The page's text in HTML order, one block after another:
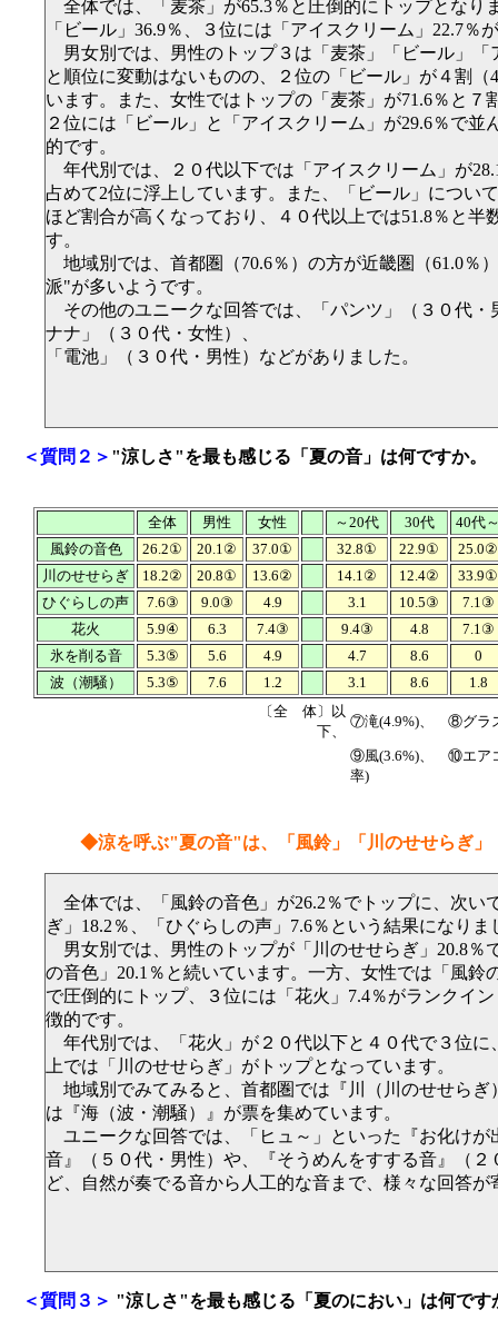
全体では、「麦茶」が65.3％と圧倒的にトップとなり
「ビール」36.9％、３位には「アイスクリーム」22.7％
男女別では、男性のトップ３は「麦茶」「ビール」「
と順位に変動はないものの、２位の「ビール」が４割（
います。また、女性ではトップの「麦茶」が71.6％と７
２位には「ビール」と「アイスクリーム」が29.6％で並
的です。
年代別では、２０代以下では「アイスクリーム」が
占めて2位に浮上しています。また、「ビール」につい
ほど割合が高くなっており、４０代以上では51.8％と半
す。
地域別では、首都圏（70.6％）の方が近畿圏（61.0％
派"が多いようです。
その他のユニークな回答では、「パンツ」（３０代・
ナナ」（３０代・女性）、
「電池」（３０代・男性）などがありました。
＜質問２＞ "涼しさ"を最も感じる「夏の音」は何ですか。
全体 男性 女性 ～20代 30代
40代
風鈴の音色
26.2① 20.1② 37.0① 32.8① 22.9①
25.0②
川のせせらぎ
18.2② 20.8① 13.6② 14.1② 12.4②
33.9①
ひぐらしの声
7.6③ 9.0③ 4.9 3.1 10.5③
7.1③
花火
5.9④ 6.3 7.4③ 9.4③ 4.8
7.1③
氷を削る音
5.3⑤ 5.6 4.9 4.7 8.6
0
波（潮騒）
5.3⑤ 7.6 1.2 3.1 8.6
1.8
〔全 体〕以
下、
⑦滝(4.9%)、 ⑧グラ
⑨風(3.6%)、 ⑩エア
率)
◆涼を呼ぶ"夏の音"は、「風鈴」「川のせせらぎ」
全体では、「風鈴の音色」が26.2％でトップに、次い
ぎ」18.2％、「ひぐらしの声」7.6％という結果になりま
男女別では、男性のトップが「川のせせらぎ」20.8％
の音色」20.1％と続いています。一方、女性では「風鈴
で圧倒的にトップ、３位には「花火」7.4％がランクイ
徴的です。
年代別では、「花火」が２０代以下と４０代で３位に
上では「川のせせらぎ」がトップとなっています。
地域別でみてみると、首都圏では『川（川のせせらぎ
は『海（波・潮騒）』が票を集めています。
ユニークな回答では、「ヒュ～」といった『お化けが
音』（５０代・男性）や、『そうめんをすする音』（２
ど、自然が奏でる音から人工的な音まで、様々な回答が
＜質問３＞ "涼しさ"を最も感じる「夏のにおい」は何です